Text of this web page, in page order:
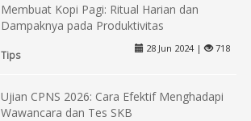
Membuat Kopi Pagi: Ritual Harian dan
Dampaknya pada Produktivitas
Tips
28 Jun 2024 | 718
Ujian CPNS 2026: Cara Efektif Menghadapi
Wawancara dan Tes SKB